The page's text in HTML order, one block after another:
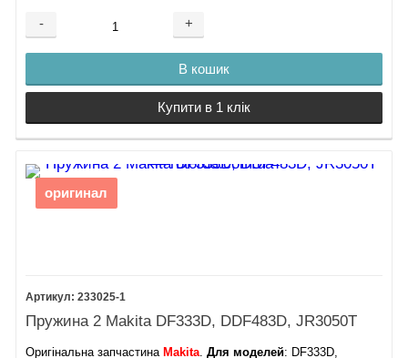
- +
В кошик
Купити в 1 клік
оригинал
233025-1
Пружина 2 Makita DF333D, DDF483D, JR3050T
Оригінальна запчастина Makita.Для моделей: DF333D,